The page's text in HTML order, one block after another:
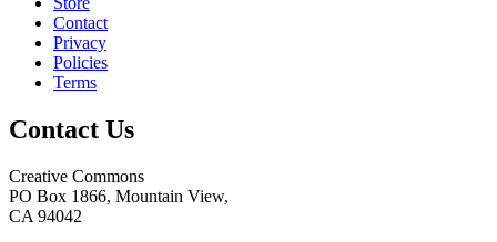
Contact
Privacy
Policies
Terms
Contact Us
Creative Commons
PO Box 1866, Mountain View,
CA 94042